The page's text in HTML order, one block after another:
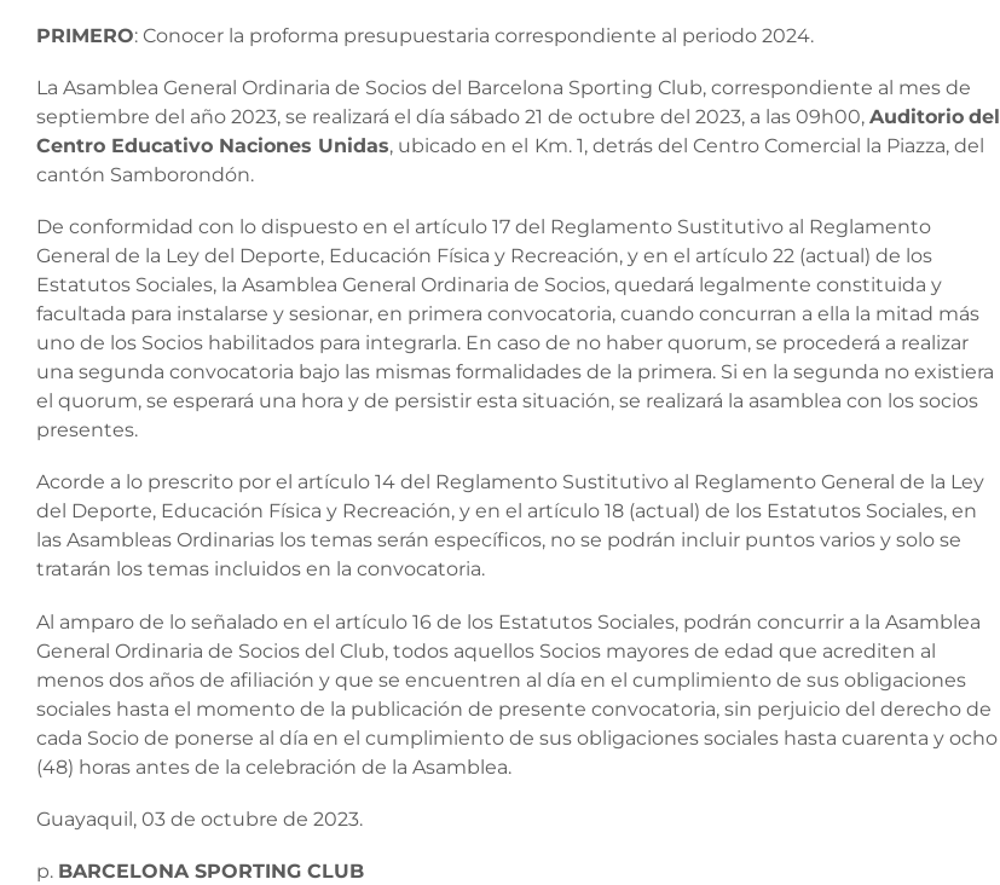
PRIMERO: Conocer la proforma presupuestaria correspondiente al periodo 2024.
La Asamblea General Ordinaria de Socios del Barcelona Sporting Club, correspondiente al mes de
septiembre del año 2023, se realizará el día sábado 21 de octubre del 2023, a las 09h00, Auditorio del
Centro Educativo Naciones Unidas, ubicado en el Km. 1, detrás del Centro Comercial la Piazza, del
cantón Samborondón.
De conformidad con lo dispuesto en el artículo 17 del Reglamento Sustitutivo al Reglamento
General de la Ley del Deporte, Educación Física y Recreación, y en el artículo 22 (actual) de los
Estatutos Sociales, la Asamblea General Ordinaria de Socios, quedará legalmente constituida y
facultada para instalarse y sesionar, en primera convocatoria, cuando concurran a ella la mitad más
uno de los Socios habilitados para integrarla. En caso de no haber quorum, se procederá a realizar
una segunda convocatoria bajo las mismas formalidades de la primera. Si en la segunda no existiera
el quorum, se esperará una hora y de persistir esta situación, se realizará la asamblea con los socios
presentes.
Acorde a lo prescrito por el artículo 14 del Reglamento Sustitutivo al Reglamento General de la Ley
del Deporte, Educación Física y Recreación, y en el artículo 18 (actual) de los Estatutos Sociales, en
las Asambleas Ordinarias los temas serán específicos, no se podrán incluir puntos varios y solo se
tratarán los temas incluidos en la convocatoria.
Al amparo de lo señalado en el artículo 16 de los Estatutos Sociales, podrán concurrir a la Asamblea
General Ordinaria de Socios del Club, todos aquellos Socios mayores de edad que acrediten al
menos dos años de afiliación y que se encuentren al día en el cumplimiento de sus obligaciones
sociales hasta el momento de la publicación de presente convocatoria, sin perjuicio del derecho de
cada Socio de ponerse al día en el cumplimiento de sus obligaciones sociales hasta cuarenta y ocho
(48) horas antes de la celebración de la Asamblea.
Guayaquil, 03 de octubre de 2023.
p. BARCELONA SPORTING CLUB